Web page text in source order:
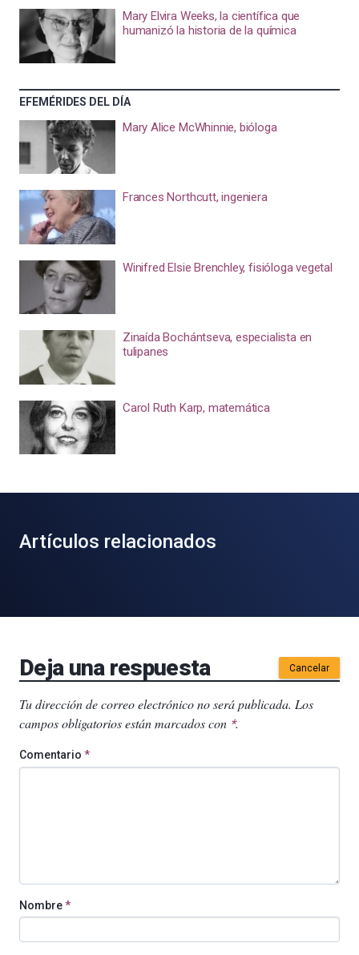
Mary Elvira Weeks, la científica que
humanizó la historia de la química
EFEMÉRIDES DEL DÍA
Mary Alice McWhinnie, bióloga
Frances Northcutt, ingeniera
Winifred Elsie Brenchley, fisióloga vegetal
Zinaída Bochántseva, especialista en
tulipanes
Carol Ruth Karp, matemática
Artículos relacionados
Deja una respuesta Cancelar
Tu dirección de correo electrónico no será publicada. Los
campos obligatorios están marcados con *.
Comentario *
Nombre*